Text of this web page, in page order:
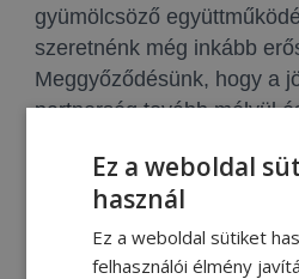
gyümölcsöző
szeretnénk még inkább
Meggyőződésünk, hogy a
partnerség tovább mélyül
térnyeréséhez.
Ez a weboldal
használ
Ez a weboldal sütiket
felhasználói élmény